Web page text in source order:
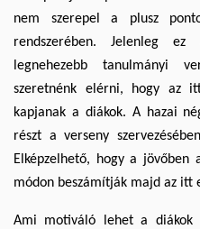
nem szerepel a plusz
rendszerében. Jelenleg
legnehezebb tanulmányi
szeretnénk elérni, hogy az
kapjanak a diákok. A hazai
részt a verseny
Elképzelhető, hogy a jövőben
módon beszámítják majd az itt
Ami motiváló lehet a diákok